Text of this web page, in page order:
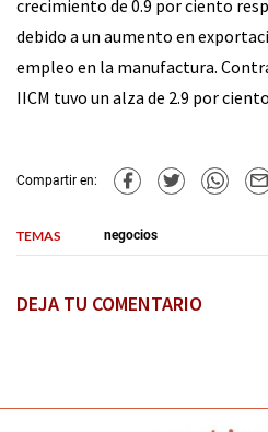
crecimiento de 0.9 por ciento
debido a un aumento en
empleo en la manufactura.
IICM tuvo un alza de 2.9 por
Compartir en:
TEMAS negocios
DEJA TU COMENTARIO